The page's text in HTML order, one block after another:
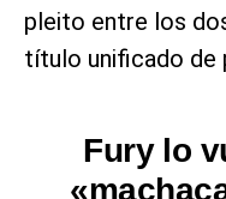
pleito entre los
título unificado de
Fury lo